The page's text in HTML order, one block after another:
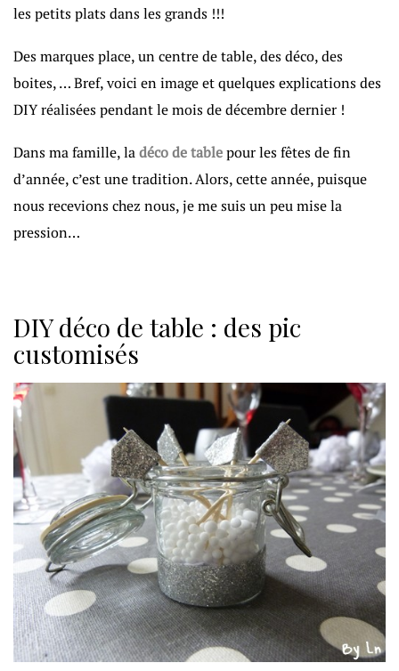
les petits plats dans les grands !!!
Des marques place, un centre de table, des déco, des
boites, … Bref, voici en image et quelques explications des
DIY réalisées pendant le mois de décembre dernier !
Dans ma famille, ladéco de tablepour les fêtes de fin
d’année, c’est une tradition. Alors, cette année, puisque
nous recevions chez nous, je me suis un peu mise la
pression…
DIY déco de table : des pic
customisés